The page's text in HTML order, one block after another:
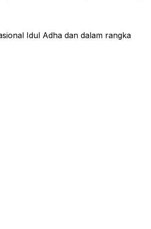
Idul Adha dan dalam rangka